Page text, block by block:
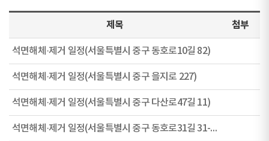
제목 첨부
석면해체·제거 일정(서울특별시 중구 동호로10길 82)
석면해체·제거 일정(서울특별시 중구 을지로 227)
석면해체·제거 일정(서울특별시 중구 다산로47길 11)
석면해체·제거 일정(서울특별시 중구 동호로31길 31-1)